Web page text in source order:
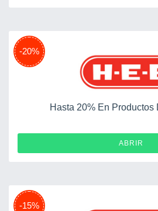
-20%
Hasta 20% En Productos
ABRIR
-15%